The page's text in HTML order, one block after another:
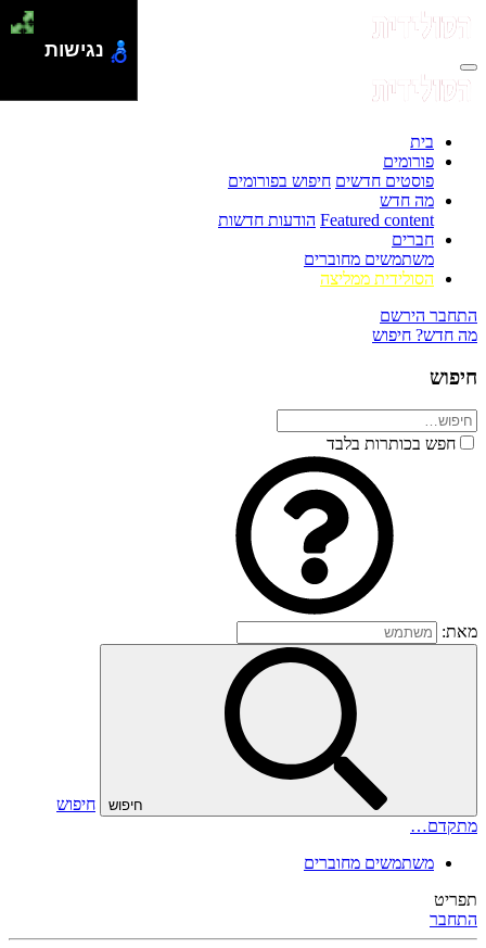
בית
פורומים
פוסטים חדשים חיפוש בפורומים
מה חדש
Featured content הודעות חדשות
חברים
משתמשים מחוברים
הסולידית ממליצה
התחבר הירשם
מה חדש? חיפוש
חיפוש
חפש בכותרות בלבד
מאת:
חיפוש
חיפוש
מתקדם…
משתמשים מחוברים
תפריט
התחבר
נגישות